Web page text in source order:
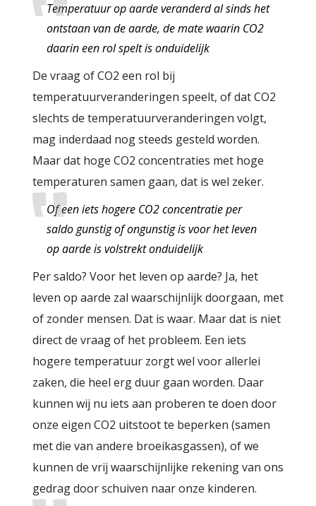
Temperatuur op aarde veranderd al sinds het
ontstaan van de aarde, de mate waarin CO2
daarin een rol spelt is onduidelijk
De vraag of CO2 een rol bij
temperatuurveranderingen speelt, of dat CO2
slechts de temperatuurveranderingen volgt,
mag inderdaad nog steeds gesteld worden.
Maar dat hoge CO2 concentraties met hoge
temperaturen samen gaan, dat is wel zeker.
Of een iets hogere CO2 concentratie per
saldo gunstig of ongunstig is voor het leven
op aarde is volstrekt onduidelijk
Per saldo? Voor het leven op aarde? Ja, het
leven op aarde zal waarschijnlijk doorgaan, met
of zonder mensen. Dat is waar. Maar dat is niet
direct de vraag of het probleem. Een iets
hogere temperatuur zorgt wel voor allerlei
zaken, die heel erg duur gaan worden. Daar
kunnen wij nu iets aan proberen te doen door
onze eigen CO2 uitstoot te beperken (samen
met die van andere broeikasgassen), of we
kunnen de vrij waarschijnlijke rekening van ons
gedrag door schuiven naar onze kinderen.